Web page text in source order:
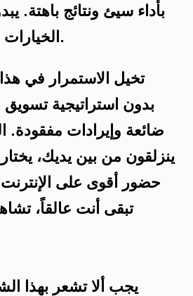
بأداء سيئ ونتائج باهتة.
الخيارات المتاحة بلا جدوى.
تخيل الاستمرار في
بدون استراتيجية
ضائعة وإيرادات مفقودة.
ينزلقون من بين يديك،
حضور أقوى على
تبقى أنت عالقاً،
يجب ألا تشعر بهذا